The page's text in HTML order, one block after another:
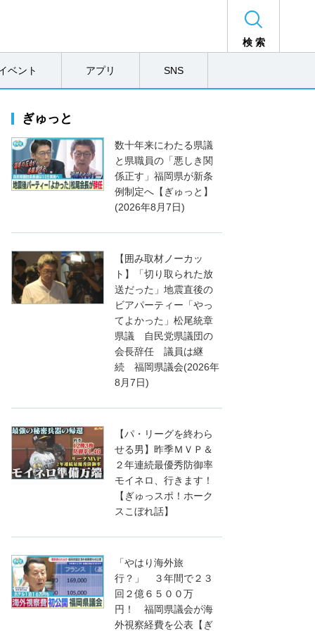
検 索
ベント アプリ SNS
ぎゅっと
数十年来にわたる県議
と県職員の「悪しき関
係正す」福岡県が新条
例制定へ【ぎゅっと】
(2026年8月7日)
【囲み取材ノーカッ
ト】「切り取られた放
送だった」地震直後の
ビアパーティー「やっ
てよかった」松尾統章
県議 自民党県議団の
会長辞任 議員は継
続 福岡県議会(2026年
8月7日)
【パ・リーグを終わら
せる男】昨季ＭＶＰ＆
２年連続最優秀防御率
モイネロ、行きます！
【ぎゅっスポ！ホーク
スこぼれ話】
「やはり海外旅
行？」 ３年間で２３
回２億６５００万
円！ 福岡県議会が海
外視察経費を公表【ぎ